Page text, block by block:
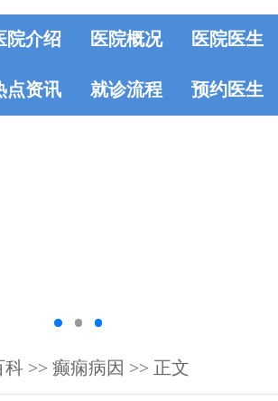
院介绍 医院概况 医院医生
点资讯 就诊流程 预约医生
科 >> 癫痫病因 >> 正文